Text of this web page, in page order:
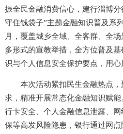
振全民金融消费信心，建行淄博
守住钱袋子”主题金融知识普及系
月，覆盖城乡全域、全客群、全场
多形式的宣教举措，全方位普及
识与个人信息安全保护要点，用心
本次活动紧扣民生金融热点，
求，精准开展常态化金融知识赋
行卡安全、个人金融信息泄露、
保等高发风险隐患，银行通过网